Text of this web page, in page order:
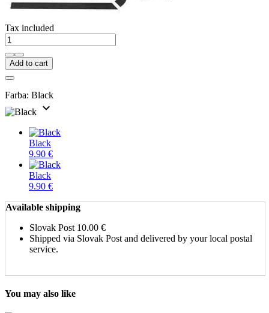
Tax included
Add to cart
Farba: Black
expand_more
Black
9.90 €
Black
9.90 €
Available shipping
Slovak Post 10.00 €
Shipped via Slovak Post and delivered by your local postal
service.
You may also like